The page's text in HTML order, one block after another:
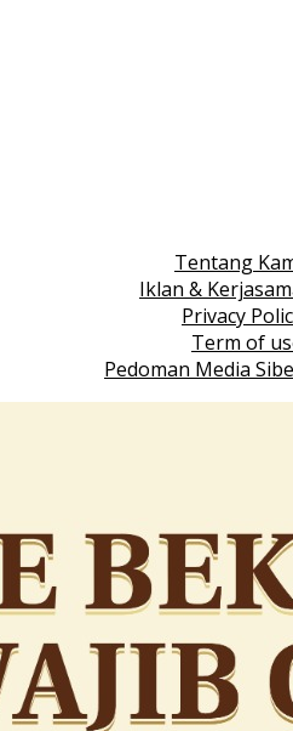
Tentang
Iklan &
Privacy
Term of
Pedoman Media